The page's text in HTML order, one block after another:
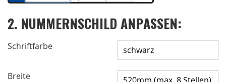
2. NUMMERNSCHILD ANPASSEN:
Schriftfarbe
Breite